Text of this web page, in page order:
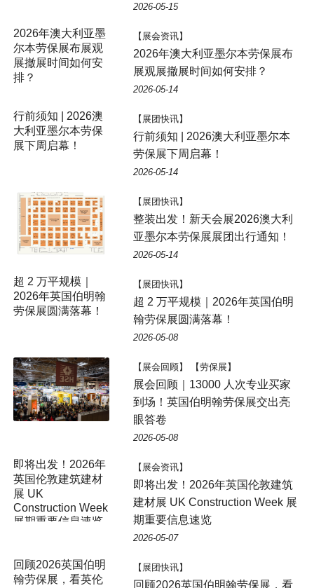
2026-05-15
【展会资讯】
2026年澳大利亚墨尔本劳保展布
展观展撤展时间如何安排？
2026-05-14
【展团快讯】
行前须知 | 2026澳大利亚墨尔本
劳保展下周启幕！
2026-05-14
【展团快讯】
整装出发！新天会展2026澳大利
亚墨尔本劳保展展团出行通知！
2026-05-14
【展团快讯】
超 2 万平规模｜2026年英国伯明
翰劳保展圆满落幕！
2026-05-08
【展会回顾】 【劳保展】
展会回顾｜13000 人次专业买家
到场！英国伯明翰劳保展交出亮
眼答卷
2026-05-08
【展会资讯】
即将出发！2026年英国伦敦建筑
建材展 UK Construction Week 展
期重要信息速览
2026-05-07
【展团快讯】
回顾2026英国伯明翰劳保展，看